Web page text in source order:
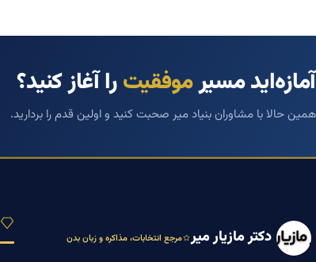
آمازه‌اید مسیرموفقیترا آغاز کنید؟
همین حالا با مشاوران بنیاد میر صحبت کنید و اولین قدم را بردارید.
دکتر مازیار میر مرجع انتخابات، مذاکره و زبان بدن